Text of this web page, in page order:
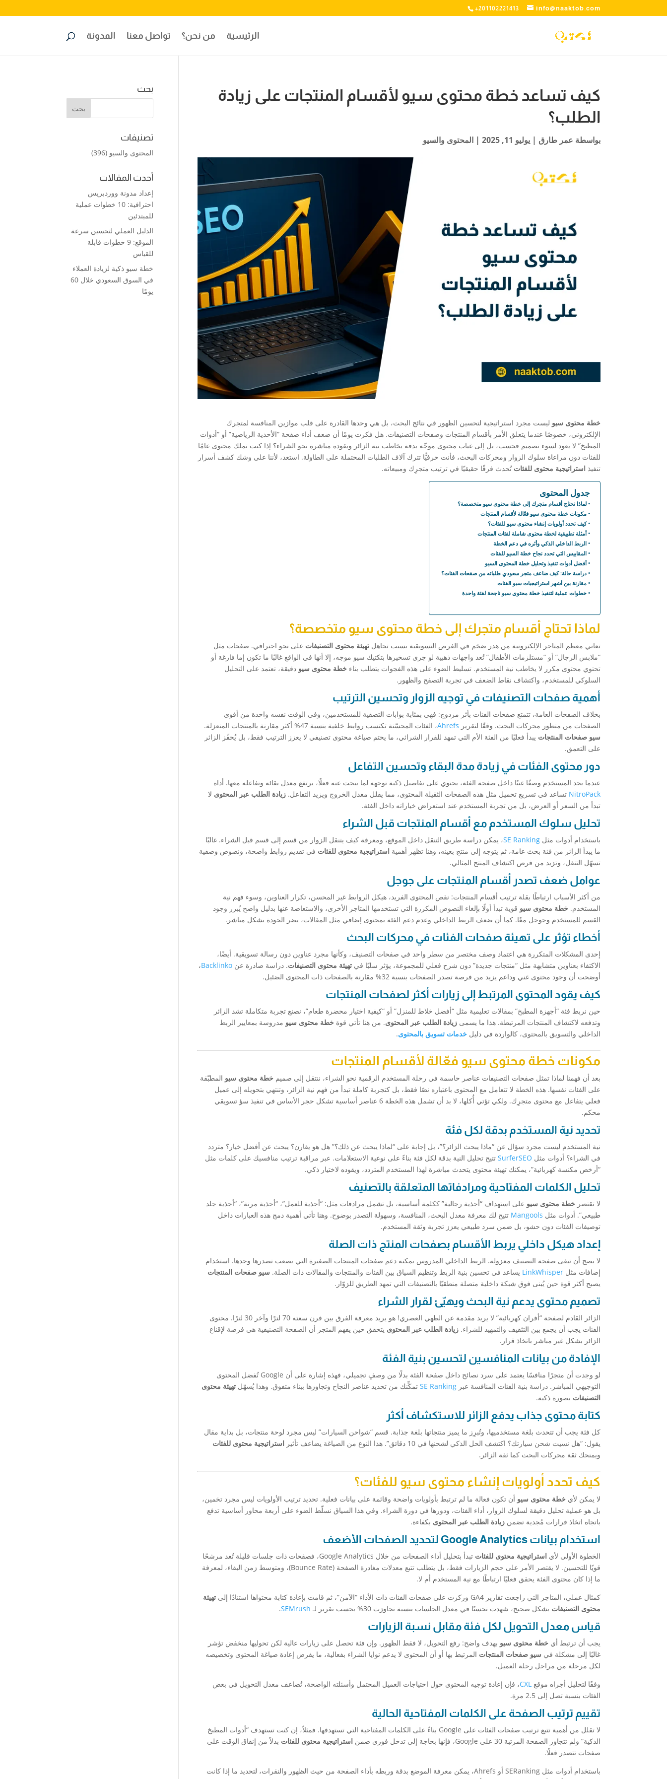
+201102221413 info@naaktob.com
الرئيسية من نحن؟ تواصل معنا المدونة
كيف تساعد خطة محتوى سيو لأقسام المنتجات على زيادة
الطلب؟
بواسطة عمر طارق |يوليو 11, 2025 |المحتوى والسيو
خطة محتوى سيو ليست مجرد استراتيجية لتحسين الظهور في نتائج البحث، بل هي وحدها القادرة على قلب موازين المنافسة لمتجرك
الإلكتروني، خصوصًا عندما يتعلق الأمر بأقسام المنتجات وصفحات التصنيفات. هل فكرت يومًا أن ضعف أداء صفحة “الأحذية الرياضية” أو “أدوات
المطبخ” لا يعود لسوء تصميم فحسب، بل إلى غياب محتوى موجّه بدقة يخاطب نية الزائر ويقوده مباشرة نحو الشراء؟ إذا كنت تملك محتوى عامًا
للفئات دون مراعاة سلوك الزوار ومحركات البحث، فأنت حرفيًّا تترك آلاف الطلبات المحتملة على الطاولة. استعد، لأننا على وشك كشف أسرار
تنفيذ استراتيجية محتوى للفئات تُحدث فرقًا حقيقيًا في ترتيب متجرِك ومبيعاته.
جدول المحتوى
لماذا تحتاج أقسام متجرك إلى خطة محتوى سيو متخصصة؟
مكونات خطة محتوى سيو فعّالة لأقسام المنتجات
كيف تحدد أولويات إنشاء محتوى سيو للفئات؟
أمثلة تطبيقية لخطة محتوى شاملة لفئات المنتجات
الربط الداخلي الذكي وأثره في دعم الخطة
المقاييس التي تحدد نجاح خطة السيو للفئات
أفضل أدوات تنفيذ وتحليل خطة المحتوى السيو
دراسة حالة: كيف ضاعف متجر سعودي طلباته من صفحات الفئات؟
مقارنة بين أشهر استراتيجيات سيو الفئات
خطوات عملية لتنفيذ خطة محتوى سيو ناجحة لفئة واحدة
لماذا تحتاج أقسام متجرك إلى خطة محتوى سيو متخصصة؟
تعاني معظم المتاجر الإلكترونية من هدر ضخم في الفرص التسويقية بسبب تجاهلتهيئة محتوى التصنيفات على نحو احترافي. صفحات مثل
“ملابس الرجال” أو “مستلزمات الأطفال” تُعد واجهات ذهبية لو جرى تسخيرها بتكتيك سيو موجه، إلا أنها في الواقع غالبًا ما تكون إما فارغة أو
تحتوي محتوى مكرر لا يخاطب نية المستخدم. تسليط الضوء على هذه الفجوات يتطلب بناءخطة محتوى سيو دقيقة، تعتمد على التحليل
السلوكي للمستخدم، واكتشاف نقاط الضعف في تجربة التصفح والظهور.
أهمية صفحات التصنيفات في توجيه الزوار وتحسين الترتيب
بخلاف الصفحات العامة، تتمتع صفحات الفئات بأثر مزدوج: فهي بمثابة بوابات التصفية للمستخدمين، وفي الوقت نفسه واحدة من أقوى
الصفحات من منظور محركات البحث. وفقًا لتقرير Ahrefs، الفئات المحسّنة تكتسب روابط خلفية بنسبة 47% أكثر مقارنة بالمنتجات المنعزلة.
سيو صفحات المنتجات يبدأ فعليًا من الفئة الأم التي تمهد للقرار الشرائي، ما يحتم صياغة محتوى تصنيفي لا يعزز الترتيب فقط، بل يُحفّز الزائر
على التعمق.
دور محتوى الفئات في زيادة مدة البقاء وتحسين التفاعل
عندما يجد المستخدم وصفًا غنيًا داخل صفحة الفئة، يحتوي على تفاصيل ذكية توجهه لما يبحث عنه فعلًا، يرتفع معدل بقائه وتفاعله معها. أداة
NitroPack تساعد في تسريع تحميل مثل هذه الصفحات الثقيلة المحتوى، مما يقلل معدل الخروج ويزيد التفاعل.زيادة الطلب عبر المحتوى لا
تبدأ من السعر أو العرض، بل من تجربة المستخدم عند استعراض خياراته داخل الفئة.
تحليل سلوك المستخدم مع أقسام المنتجات قبل الشراء
باستخدام أدوات مثلSE Ranking، يمكن دراسة طريق التنقل داخل الموقع، ومعرفة كيف يتنقل الزوار من قسم إلى قسم قبل الشراء. غالبًا
ما يبدأ الزائر من فئة بحث عامة، ثم يتوجه إلى منتج بعينه، وهنا تظهر أهمية استراتيجية محتوى للفئات في تقديم روابط واضحة، ونصوص وصفية
تسهّل التنقل، وتزيد من فرص اكتشاف المنتج المثالي.
عوامل ضعف تصدر أقسام المنتجات على جوجل
من أكثر الأسباب ارتباطًا بقلة ترتيب أقسام المنتجات: نقص المحتوى الفريد، هيكل الروابط غير المحسن، تكرار العناوين، وسوء فهم نية
المستخدم.خطة محتوى سيو قوية تبدأ أولًا بإلغاء النصوص المكررة التي تستخدمها المتاجر الأخرى، والاستعاضة عنها بدليل واضح يُبرر وجود
القسم للمستخدم وجوجل معًا. كما أن ضعف الربط الداخلي وعدم دعم الفئة بمحتوى إضافي مثل المقالات، يضر الجودة بشكل مباشر.
أخطاء تؤثر على تهيئة صفحات الفئات في محركات البحث
إحدى المشكلات المتكررة هي اعتماد وصف مختصر من سطر واحد في صفحات التصنيف، وكأنها مجرد عناوين دون رسالة تسويقية. أيضًا،
الاكتفاء بعناوين متشابهة مثل “منتجات جديدة” دون شرح فعلي للمجموعة، يؤثر سلبًا فيتهيئة محتوى التصنيفات. دراسة صادرة عنBacklinko،
أوضحت أن وجود محتوى غني وداعم يزيد من فرصة تصدر الصفحات بنسبة 32% مقارنة بالصفحات ذات المحتوى الضئيل.
كيف يقود المحتوى المرتبط إلى زيارات أكثر لصفحات المنتجات
حين نربط فئة “أجهزة المطبخ” بمقالات تعليمية مثل “أفضل خلاط للمنزل” أو “كيفية اختيار محضرة طعام”، نصنع تجربة متكاملة تشد الزائر
وتدفعه لاكتشاف المنتجات المرتبطة. هذا ما يسمىزيادة الطلب عبر المحتوى. من هنا تأتي قوةخطة محتوى سيو مدروسة بمعايير الربط
الداخلي والتسويق بالمحتوى، كالواردة في دليلخدمات تسويق بالمحتوى.
مكونات خطة محتوى سيو فعّالة لأقسام المنتجات
بعد أن فهمنا لماذا تمثل صفحات التصنيفات عناصر حاسمة في رحلة المستخدم الرقمية نحو الشراء، ننتقل إلى صميمخطة محتوى سيو المطبّقة
على الفئات نفسها. هذه الخطة لا تتعامل مع المحتوى باعتباره نصًا فقط، بل كتجربة كاملة تبدأ من فهم نية الزائر، وتنتهي بتحويله إلى عميل
فعلي يتفاعل مع محتوى متجرِك. ولكي تؤتي أُكلها، لا بد أن تشمل هذه الخطة 6 عناصر أساسية تشكل حجر الأساس في تنفيذ سؤ تسويقي
محكم.
تحديد نية المستخدم بدقة لكل فئة
نية المستخدم ليست مجرد سؤال عن “ماذا يبحث الزائر؟”، بل إجابة على “لماذا يبحث عن ذلك؟” هل هو يقارن؟ يبحث عن أفضل خيار؟ متردد
في الشراء؟ أدوات مثل SurferSEO تتيح تحليل النية بدقة لكل فئة بناءً على نوعية الاستعلامات. عبر مراقبة ترتيب منافسيك على كلمات مثل
“أرخص مكنسة كهربائية”، يمكنك تهيئة محتوى يتحدث مباشرة لهذا المستخدم المتردد، ويقوده لاختيار ذكي.
تحليل الكلمات المفتاحية ومرادفاتها المتعلقة بالتصنيف
لا تقتصرخطة محتوى سيو على استهداف “أحذية رجالية” ككلمة أساسية، بل تشمل مرادفات مثل: “أحذية للعمل”، “أحذية مرنة”، “أحذية جلد
طبيعي”. أدوات مثل Mangools تتيح لك معرفة معدل البحث، المنافسة، وسهولة التصدر بوضوح. وهنا تأتي أهمية دمج هذه العبارات داخل
توصيفات الفئات دون حشو، بل ضمن سرد طبيعي يعزز تجربة وثقة المستخدم.
إعداد هيكل داخلي يربط الأقسام بصفحات المنتج ذات الصلة
لا يصح أن تبقى صفحة التصنيف معزولة. الربط الداخلي المدروس يمكنه دعم صفحات المنتجات الصغيرة التي يصعب تصدرها وحدها. استخدام
إضافات مثلLinkWhisper يساعد في تحسين بنية الربط وتنظيم السياق بين الفئات والمنتجات والمقالات ذات الصلة. سيو صفحات المنتجات
يصبح أكثر قوة حين يُبنى فوق شبكة داخلية متصلة منطقيًا بالتصنيفات التي تمهد الطريق للزوّار.
تصميم محتوى يدعم نية البحث ويهيّئ لقرار الشراء
الزائر القادم لصفحة “أفران كهربائية” لا يريد مقدمة عن الطهي العصري! هو يريد معرفة الفرق بين فرن سعته 70 لترًا وآخر 30 لترًا. محتوى
الفئات يجب أن يجمع بين التثقيف والتمهيد للشراء.زيادة الطلب عبر المحتوى يتحقق حين يفهم المتجر أن الصفحة التصنيفية هي فرصة لإقناع
الزائر بشكل غير مباشر باتخاذ قرار.
الإفادة من بيانات المنافسين لتحسين بنية الفئة
لو وجدت أن متجرًا منافسًا يعتمد على سرد نصائح داخل صفحة الفئة بدلًا من وصفٍ تجميلي، فهذه إشارة على أن Google تُفضل المحتوى
التوجيهي المباشر. دراسة بنية الفئات المنافسة عبرSE Ranking تمكِّنك من تحديد عناصر النجاح وتجاوزها ببناء متفوق. وهذا يُسهّلتهيئة محتوى
التصنيفات بصورة ذكية.
كتابة محتوى جذاب يدفع الزائر للاستكشاف أكثر
كل فئة يجب أن تتحدث بلغة مستخدميها، وتُبرِز ما يميز منتجاتها بلغة جذابة. قسم “شواحن السيارات” ليس مجرد لوحة منتجات، بل بداية مقال
يقول: “هل نسيت شحن سيارتك؟ اكتشف الحل الذكي لشحنها في 10 دقائق”. هذا النوع من الصياغة يضاعف تأثير
استراتيجية محتوى للفئات
ويمنحك ثقة محركات البحث كما ثقة الزائر.
كيف تحدد أولويات إنشاء محتوى سيو للفئات؟
لا يمكن لأيخطة محتوى سيو أن تكون فعالة ما لم ترتبط بأولويات واضحة وقائمة على بيانات فعلية. تحديد ترتيب الأولويات ليس مجرد تخمين،
بل هو عملية تحليل دقيقة لسلوك الزوار، أداء الفئات، ودورها في دورة الشراء. وفي هذا السياق نسلّط الضوء على أربعة محاور أساسية تدفع
باتجاه اتخاذ قرارات مُجدية تضمنزيادة الطلب عبر المحتوى بكفاءة.
استخدام بيانات Google Analytics لتحديد الصفحات الأضعف
الخطوة الأولى لأي استراتيجية محتوى للفئات
تبدأ بتحليل أداء الصفحات من خلال Google Analytics، فصفحات ذات جلسات قليلة تُعد مرشحًا
قويًا للتحسين. لا يقتصر الأمر على حجم الزيارات فقط، بل يتطلب تتبع معدلات مغادرة الصفحة (Bounce Rate)، ومتوسط زمن البقاء، لمعرفة
ما إذا كان محتوى الفئة يحقق فعليًا ارتباطًا مع نية المستخدم أم لا.
كمثال عملي، المتاجر التي راجعت تقارير GA4 وركزت على صفحات الفئات ذات الأداء “الآمن”، ثم قامت بإعادة كتابة محتواها استنادًا إلى
تهيئة
محتوى التصنيفات بشكل صحيح، شهدت تحسنًا في معدل الجلسات بنسبة تجاوزت 30% بحسب تقرير لـ SEMrush
.
قياس معدل التحويل لكل فئة مقابل نسبة الزيارات
يجب أن ترتبط أيخطة محتوى سيو بهدف واضح: رفع التحويل، لا فقط الظهور. وإن فئة تحصل على زيارات عالية لكن تحوليها منخفض تؤشر
غالبًا إلى مشكلة في سيو صفحات المنتجات المرتبط بها أو أن المحتوى لا يدعم نوايا الشراء بفعالية، ما يفرض إعادة صياغة المحتوى وتخصيصه
لكل مرحلة من مراحل رحلة العميل.
وفقًا لتحليل أجراه موقعCXL، فإن إعادة توجيه المحتوى حول احتياجات العميل المحتمل وأسئلته الواضحة، تُضاعف معدل التحويل في بعض
الفئات بنسبة تصل إلى 2.5 مرة.
تقييم ترتيب الصفحة على الكلمات المفتاحية الحالية
لا تقلل من أهمية تتبع ترتيب صفحات الفئات على Google بناءً على الكلمات المفتاحية التي تستهدفها. فمثلاً، إن كنت تستهدف “أدوات المطبخ
الذكية” ولم تتجاوز الصفحة المرتبة 30 على Google، فإنها بحاجة إلى تدخل فوري ضمن
استراتيجية محتوى للفئات بدلاً من إنفاق الوقت على
صفحات تتصدر فعلًا.
باستخدام أدوات مثل SERanking أو Ahrefs، يمكن معرفة الموضع بدقة وربطه بأداء الصفحة من حيث الظهور والنقرات، لتحديد ما إذا كانت
بحث
تصنيفات
المحتوى والسيو (396)
أحدث المقالات
إعداد مدونة ووردبريس
احترافية: 10 خطوات عملية
للمبتدئين
الدليل العملي لتحسين سرعة
الموقع: 9 خطوات قابلة
للقياس
خطة سيو ذكية لزيادة العملاء
في السوق السعودي خلال 60
يومًا